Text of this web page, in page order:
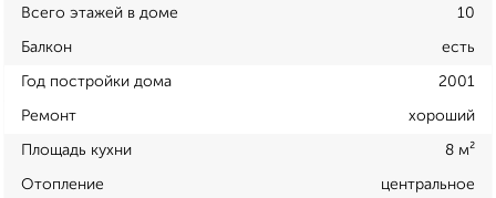
Всего этажей в доме 10
Балкон есть
Год постройки дома 2001
Ремонт хороший
Площадь кухни 8 м²
Отопление центральное